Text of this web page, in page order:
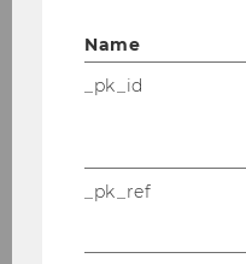
Lydia Novoszel
Gerd Probst
Name
_pk_id
_pk_ref